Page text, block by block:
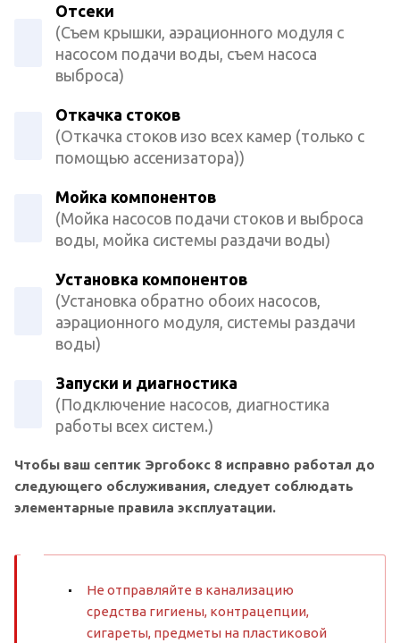
Отсеки
(Съем крышки, аэрационного модуля с
насосом подачи воды, съем насоса
выброса)
Откачка стоков
(Откачка стоков изо всех камер (только с
помощью ассенизатора))
Мойка компонентов
(Мойка насосов подачи стоков и выброса
воды, мойка системы раздачи воды)
Установка компонентов
(Установка обратно обоих насосов,
аэрационного модуля, системы раздачи
воды)
Запуски и диагностика
(Подключение насосов, диагностика
работы всех систем.)
Чтобы ваш септик Эргобокс 8 исправно работал до
следующего обслуживания, следует соблюдать
элементарные правила эксплуатации.
Не отправляйте в канализацию
средства гигиены, контрацепции,
сигареты, предметы на пластиковой